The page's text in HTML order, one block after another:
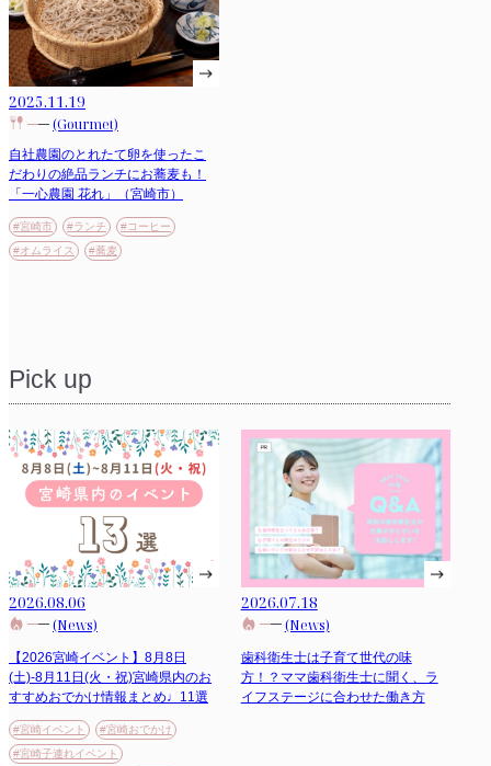
2025.11.19
(Gourmet)
自社農園のとれたて卵を使ったこ
だわりの絶品ランチにお蕎麦も！
「一心農園 花れ」（宮崎市）
#宮崎市 #ランチ
#コーヒー
#オムライス
#蕎麦
Pick up
2026.08.06
(News)
【2026宮崎イベント】8月8日
(土)-8月11日(火・祝)宮崎県内のお
すすめおでかけ情報まとめ♩11選
#宮崎イベント
#宮崎おでかけ
#宮崎子連れイベント
2026.07.18
(News)
歯科衛生士は子育て世代の味
方！？ママ歯科衛生士に聞く、ラ
イフステージに合わせた働き方